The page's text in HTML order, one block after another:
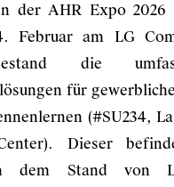
der AHR Expo 2026
Februar am LG
die
für
(#SU234,
Dieser
dem Stand von